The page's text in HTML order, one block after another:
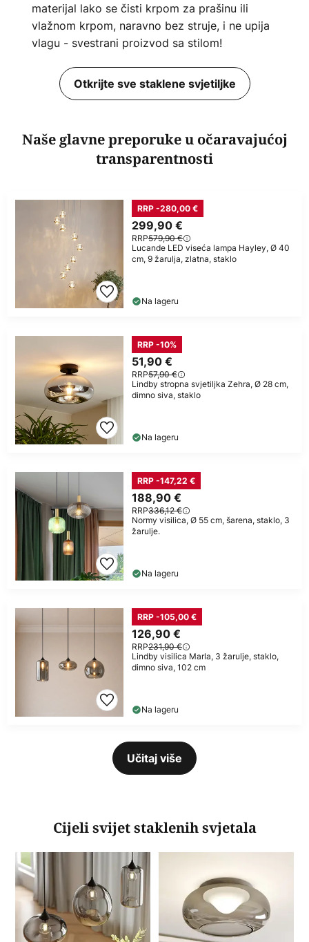
materijal lako se čisti krpom za prašinu ili
vlažnom krpom, naravno bez struje, i ne upija
vlagu - svestrani proizvod sa stilom!
Otkrijte sve staklene svjetiljke
Naše glavne preporuke u očaravajućoj
transparentnosti
299,90 €
RRP579,90 €
RRP -280,00 €
Lucande LED viseća lampa Hayley, Ø 40
cm, 9 žarulja, zlatna, staklo
Na lageru
51,90 €
RRP57,90 €
RRP -10%
Lindby stropna svjetiljka Zehra, Ø 28 cm,
dimno siva, staklo
Na lageru
188,90 €
RRP336,12 €
RRP -147,22 €
Normy visilica, Ø 55 cm, šarena, staklo, 3
žarulje.
Na lageru
126,90 €
RRP231,90 €
RRP -105,00 €
Lindby visilica Marla, 3 žarulje, staklo,
dimno siva, 102 cm
Na lageru
Učitaj više
Cijeli svijet staklenih svjetala